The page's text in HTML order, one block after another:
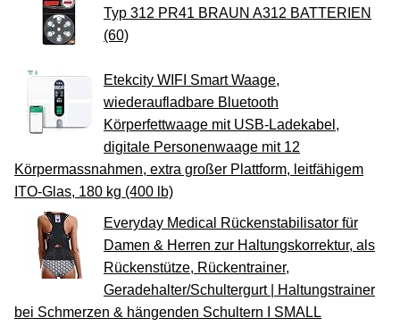
Typ 312 PR41 BRAUN A312 BATTERIEN
(60)
Etekcity WIFI Smart Waage,
wiederaufladbare Bluetooth
Körperfettwaage mit USB-Ladekabel,
digitale Personenwaage mit 12
Körpermassnahmen, extra großer Plattform, leitfähigem
ITO-Glas, 180 kg (400 lb)
Everyday Medical Rückenstabilisator für
Damen & Herren zur Haltungskorrektur, als
Rückenstütze, Rückentrainer,
Geradehalter/Schultergurt | Haltungstrainer
bei Schmerzen & hängenden Schultern I SMALL